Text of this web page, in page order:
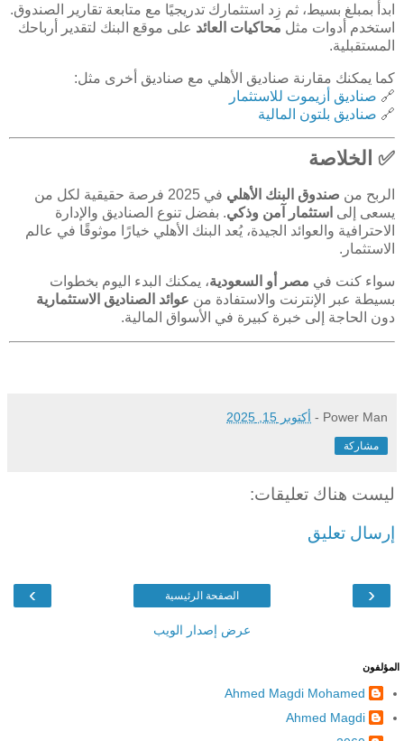
ابدأ بمبلغ بسيط، ثم زِد استثمارك تدريجيًا مع متابعة تقارير الصندوق.
استخدم أدوات مثل محاكيات العائد على موقع البنك لتقدير أرباحك
المستقبلية.
كما يمكنك مقارنة صناديق الأهلي مع صناديق أخرى مثل:
🔗 صناديق أزيموت للاستثمار
🔗 صناديق بلتون المالية
✅ الخلاصة
الربح من صندوق البنك الأهلي
في 2025 فرصة حقيقية لكل من
يسعى إلى استثمار آمن وذكي. بفضل تنوع الصناديق والإدارة
الاحترافية والعوائد الجيدة، يُعد البنك الأهلي خيارًا موثوقًا في عالم
الاستثمار.
سواء كنت في مصر أو السعودية، يمكنك البدء اليوم بخطوات
بسيطة عبر الإنترنت والاستفادة من عوائد الصناديق الاستثمارية
دون الحاجة إلى خبرة كبيرة في الأسواق المالية.
Power Man
- أكتوبر 15, 2025
مشاركة
ليست هناك تعليقات:
إرسال تعليق
‹
› الصفحة الرئيسية
عرض إصدار الويب
المؤلفون
Ahmed Magdi Mohamed
Ahmed Magdi